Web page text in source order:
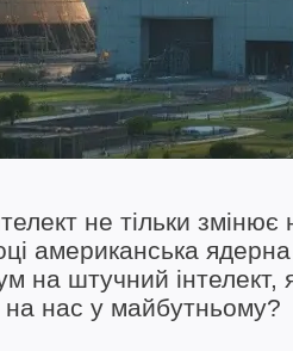
не тільки
американська
на штучний інтелект,
на нас у майбутньому?